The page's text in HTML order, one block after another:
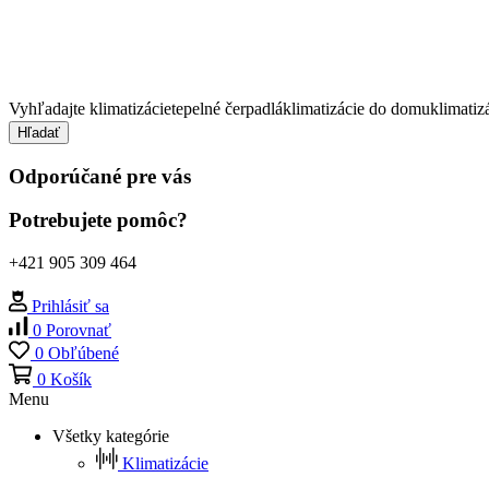
Vyhľadajte klimatizácietepelné čerpadláklimatizácie do domu
Hľadať
Odporúčané pre vás
Potrebujete pomôc?
+421 905 309 464
Prihlásiť sa
0 Porovnať
0 Obľúbené
0 Košík
Menu
Všetky kategórie
Klimatizácie